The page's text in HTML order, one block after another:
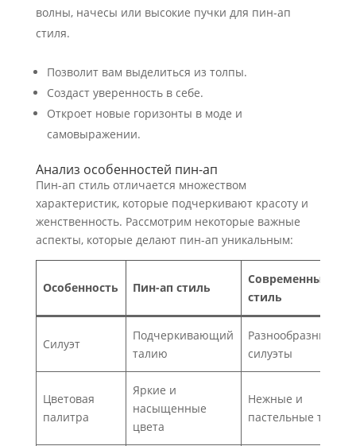
волны, начесы или высокие пучки для пин-ап
стиля.
Позволит вам выделиться из толпы.
Создаст уверенность в себе.
Откроет новые горизонты в моде и
самовыражении.
Анализ особенностей пин-ап
Пин-ап стиль отличается множеством
характеристик, которые подчеркивают красоту и
женственность. Рассмотрим некоторые важные
аспекты, которые делают пин-ап уникальным:
Особенность Пин-ап стиль
Современный
стиль
Силуэт
Подчеркивающий
талию
Разнообразные
силуэты
Цветовая
палитра
Яркие и
насыщенные
цвета
Нежные и
пастельные тона